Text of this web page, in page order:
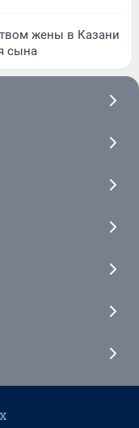
жены в Казани
сына